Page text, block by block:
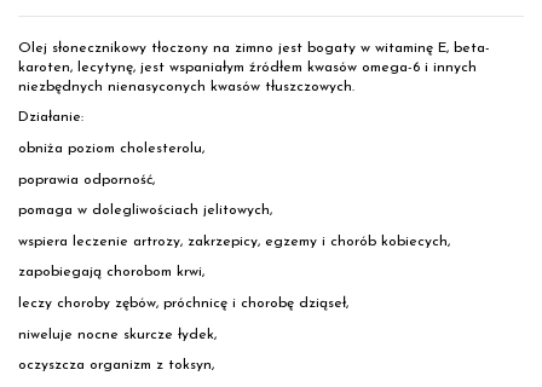
Olej słonecznikowy tłoczony na zimno jest bogaty w witaminę E, beta-
karoten, lecytynę, jest wspaniałym źródłem kwasów omega-6 i innych
niezbędnych nienasyconych kwasów tłuszczowych.
Działanie:
obniża poziom cholesterolu,
poprawia odporność,
pomaga w dolegliwościach jelitowych,
wspiera leczenie artrozy, zakrzepicy, egzemy i chorób kobiecych,
zapobiegają chorobom krwi,
leczy choroby zębów, próchnicę i chorobę dziąseł,
niweluje nocne skurcze łydek,
oczyszcza organizm z toksyn,